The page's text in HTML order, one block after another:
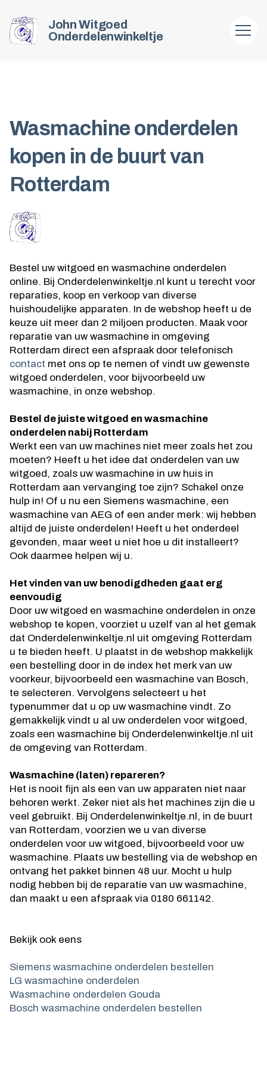
John Witgoed
Onderdelenwinkeltje
Wasmachine onderdelen
kopen in de buurt van
Rotterdam
Bestel uw witgoed en wasmachine onderdelen
online. Bij Onderdelenwinkeltje.nl kunt u terecht voor
reparaties, koop en verkoop van diverse
huishoudelijke apparaten. In de webshop heeft u de
keuze uit meer dan 2 miljoen producten. Maak voor
reparatie van uw wasmachine in omgeving
Rotterdam direct een afspraak door telefonisch
contact met ons op te nemen of vindt uw gewenste
witgoed onderdelen, voor bijvoorbeeld uw
wasmachine, in onze webshop.
Bestel de juiste witgoed en wasmachine
onderdelen nabij Rotterdam
Werkt een van uw machines niet meer zoals het zou
moeten? Heeft u het idee dat onderdelen van uw
witgoed, zoals uw wasmachine in uw huis in
Rotterdam aan vervanging toe zijn? Schakel onze
hulp in! Of u nu een Siemens wasmachine, een
wasmachine van AEG of een ander merk: wij hebben
altijd de juiste onderdelen! Heeft u het onderdeel
gevonden, maar weet u niet hoe u dit installeert?
Ook daarmee helpen wij u.
Het vinden van uw benodigdheden gaat erg
eenvoudig
Door uw witgoed en wasmachine onderdelen in onze
webshop te kopen, voorziet u uzelf van al het gemak
dat Onderdelenwinkeltje.nl uit omgeving Rotterdam
u te bieden heeft. U plaatst in de webshop makkelijk
een bestelling door in de index het merk van uw
voorkeur, bijvoorbeeld een wasmachine van Bosch,
te selecteren. Vervolgens selecteert u het
typenummer dat u op uw wasmachine vindt. Zo
gemakkelijk vindt u al uw onderdelen voor witgoed,
zoals een wasmachine bij Onderdelenwinkeltje.nl uit
de omgeving van Rotterdam.
Wasmachine (laten) repareren?
Het is nooit fijn als een van uw apparaten niet naar
behoren werkt. Zeker niet als het machines zijn die u
veel gebruikt. Bij Onderdelenwinkeltje.nl, in de buurt
van Rotterdam, voorzien we u van diverse
onderdelen voor uw witgoed, bijvoorbeeld voor uw
wasmachine. Plaats uw bestelling via de webshop en
ontvang het pakket binnen 48 uur. Mocht u hulp
nodig hebben bij de reparatie van uw wasmachine,
dan maakt u een afspraak via 0180 661142.
Bekijk ook eens
Siemens wasmachine onderdelen bestellen
LG wasmachine onderdelen
Wasmachine onderdelen Gouda
Bosch wasmachine onderdelen bestellen